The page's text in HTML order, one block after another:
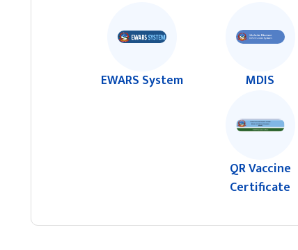
EWARS System MDIS
QR Vaccine
Certificate